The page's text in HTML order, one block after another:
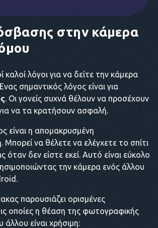
στην κάμερα
καλοί λόγοι για να δείτε την κάμερα
σημαντικός λόγος είναι για
. Οι γονείς συχνά θέλουν να προσέχουν
να τα κρατήσουν ασφαλή.
είναι η απομακρυσμένη
να θέλετε να ελέγχετε το σπίτι
όταν δεν είστε εκεί. Αυτό είναι εύκολο
την κάμερα ενός άλλου
παρουσιάζει ορισμένες
οποίες η θέαση της φωτογραφικής
άλλου είναι χρήσιμη: